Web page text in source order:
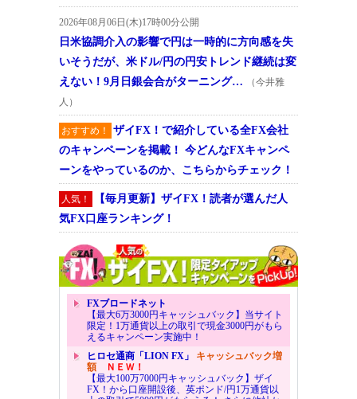
2026年08月06日(木)17時00分公開
日米協調介入の影響で円は一時的に方向感を失
いそうだが、米ドル/円の円安トレンド継続は変
えない！9月日銀会合がターニング…
（今井雅
人）
おすすめ！
ザイFX！で紹介している全FX会社
のキャンペーンを掲載！ 今どんなFXキャンペ
ーンをやっているのか、こちらからチェック！
人気！
【毎月更新】ザイFX！読者が選んだ人
気FX口座ランキング！
FXブロードネット
【最大6万3000円キャッシュバック】当サイト
限定！1万通貨以上の取引で現金3000円がもら
えるキャンペーン実施中！
ヒロセ通商「LION FX」 キャッシュバック増
額ＮＥＷ！
【最大100万7000円キャッシュバック】ザイ
FX！から口座開設後、英ポンド/円1万通貨以